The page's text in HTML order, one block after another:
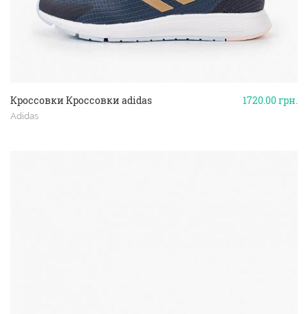
1720.00грн.
Кроссовки Кроссовки adidas
Adidas